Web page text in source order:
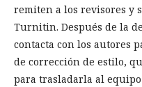
remiten a los revisores y
Turnitin. Después de la
contacta con los autores
de corrección de estilo,
para trasladarla al